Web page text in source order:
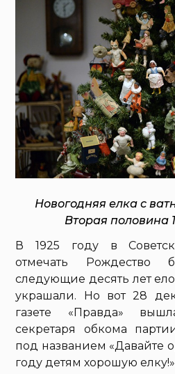
Новогодняя елка с
Вторая половина
В 1925 году в
отмечать
следующие десять лет
украшали. Но вот 28
газете «Правда»
секретаря обкома
под названием «Давайте
году детям хорошую